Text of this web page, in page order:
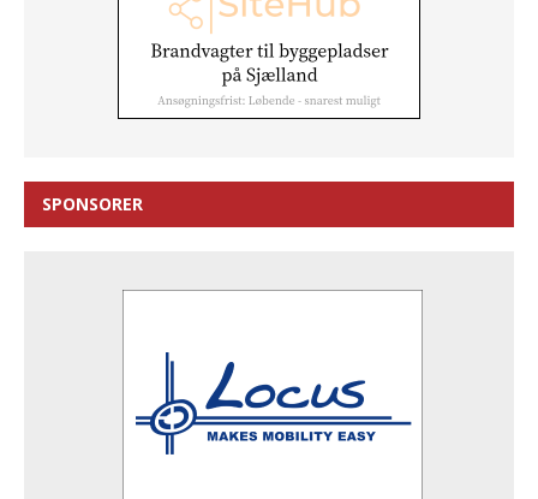
SPONSORER